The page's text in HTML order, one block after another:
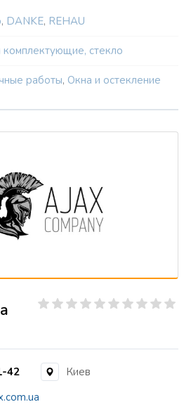
, DANKE, REHAU
комплектующие, стекло
работы, Окна и остекление
42
Киев